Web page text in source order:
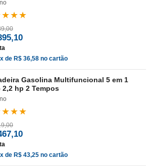
de R$ 36,58 no cartão
Gasolina Multifuncional 5 em 1
2,2 hp 2 Tempos
de R$ 43,25 no cartão